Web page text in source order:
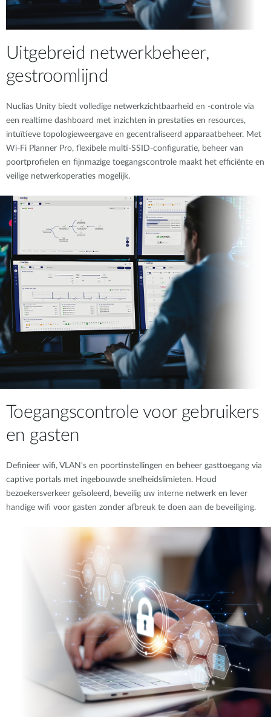
Uitgebreid netwerkbeheer,
gestroomlijnd
Nuclias Unity biedt volledige netwerkzichtbaarheid en -controle via
een realtime dashboard met inzichten in prestaties en resources,
intuïtieve topologieweergave en gecentraliseerd apparaatbeheer. Met
Wi-Fi Planner Pro, flexibele multi-SSID-configuratie, beheer van
poortprofielen en fijnmazige toegangscontrole maakt het efficiënte en
veilige netwerkoperaties mogelijk.
Toegangscontrole voor gebruikers
en gasten
Definieer wifi, VLAN's en poortinstellingen en beheer gasttoegang via
captive portals met ingebouwde snelheidslimieten. Houd
bezoekersverkeer geïsoleerd, beveilig uw interne netwerk en lever
handige wifi voor gasten zonder afbreuk te doen aan de beveiliging.